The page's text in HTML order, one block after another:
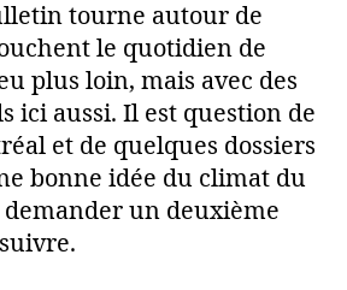
tourne autour de
le quotidien de
plus loin, mais avec des
ici aussi. Il est question de
et de quelques dossiers
bonne idée du climat du
demander un deuxième